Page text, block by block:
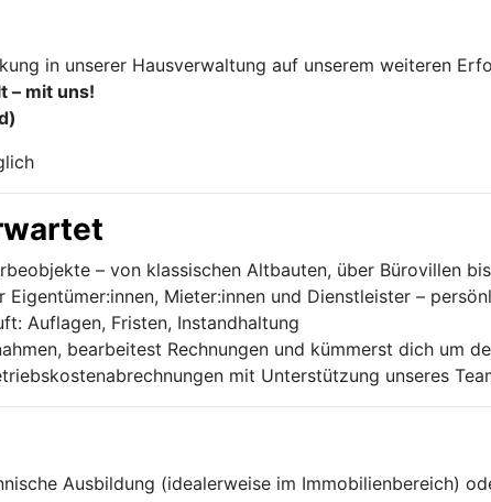
in unserer Hausverwaltung auf unserem weiteren
– mit uns!
– von klassischen Altbauten, über Bürovillen
Mieter:innen und Dienstleister –
Auflagen, Fristen, Instandhaltung
bearbeitest Rechnungen und kümmerst dich um
mit Unterstützung unseres
Ausbildung (idealerweise im Immobilienbereich)